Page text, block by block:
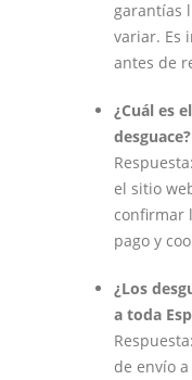
garantías
variar. Es
antes de
¿Cuál es
desguace?
el sitio
confirmar
pago y
¿Los
a toda
de envío